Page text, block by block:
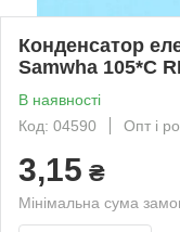
Конденсатор
Samwha 105*С
В наявності
Код: 04590
Опт і
3,15 ₴
Мінімальна сума